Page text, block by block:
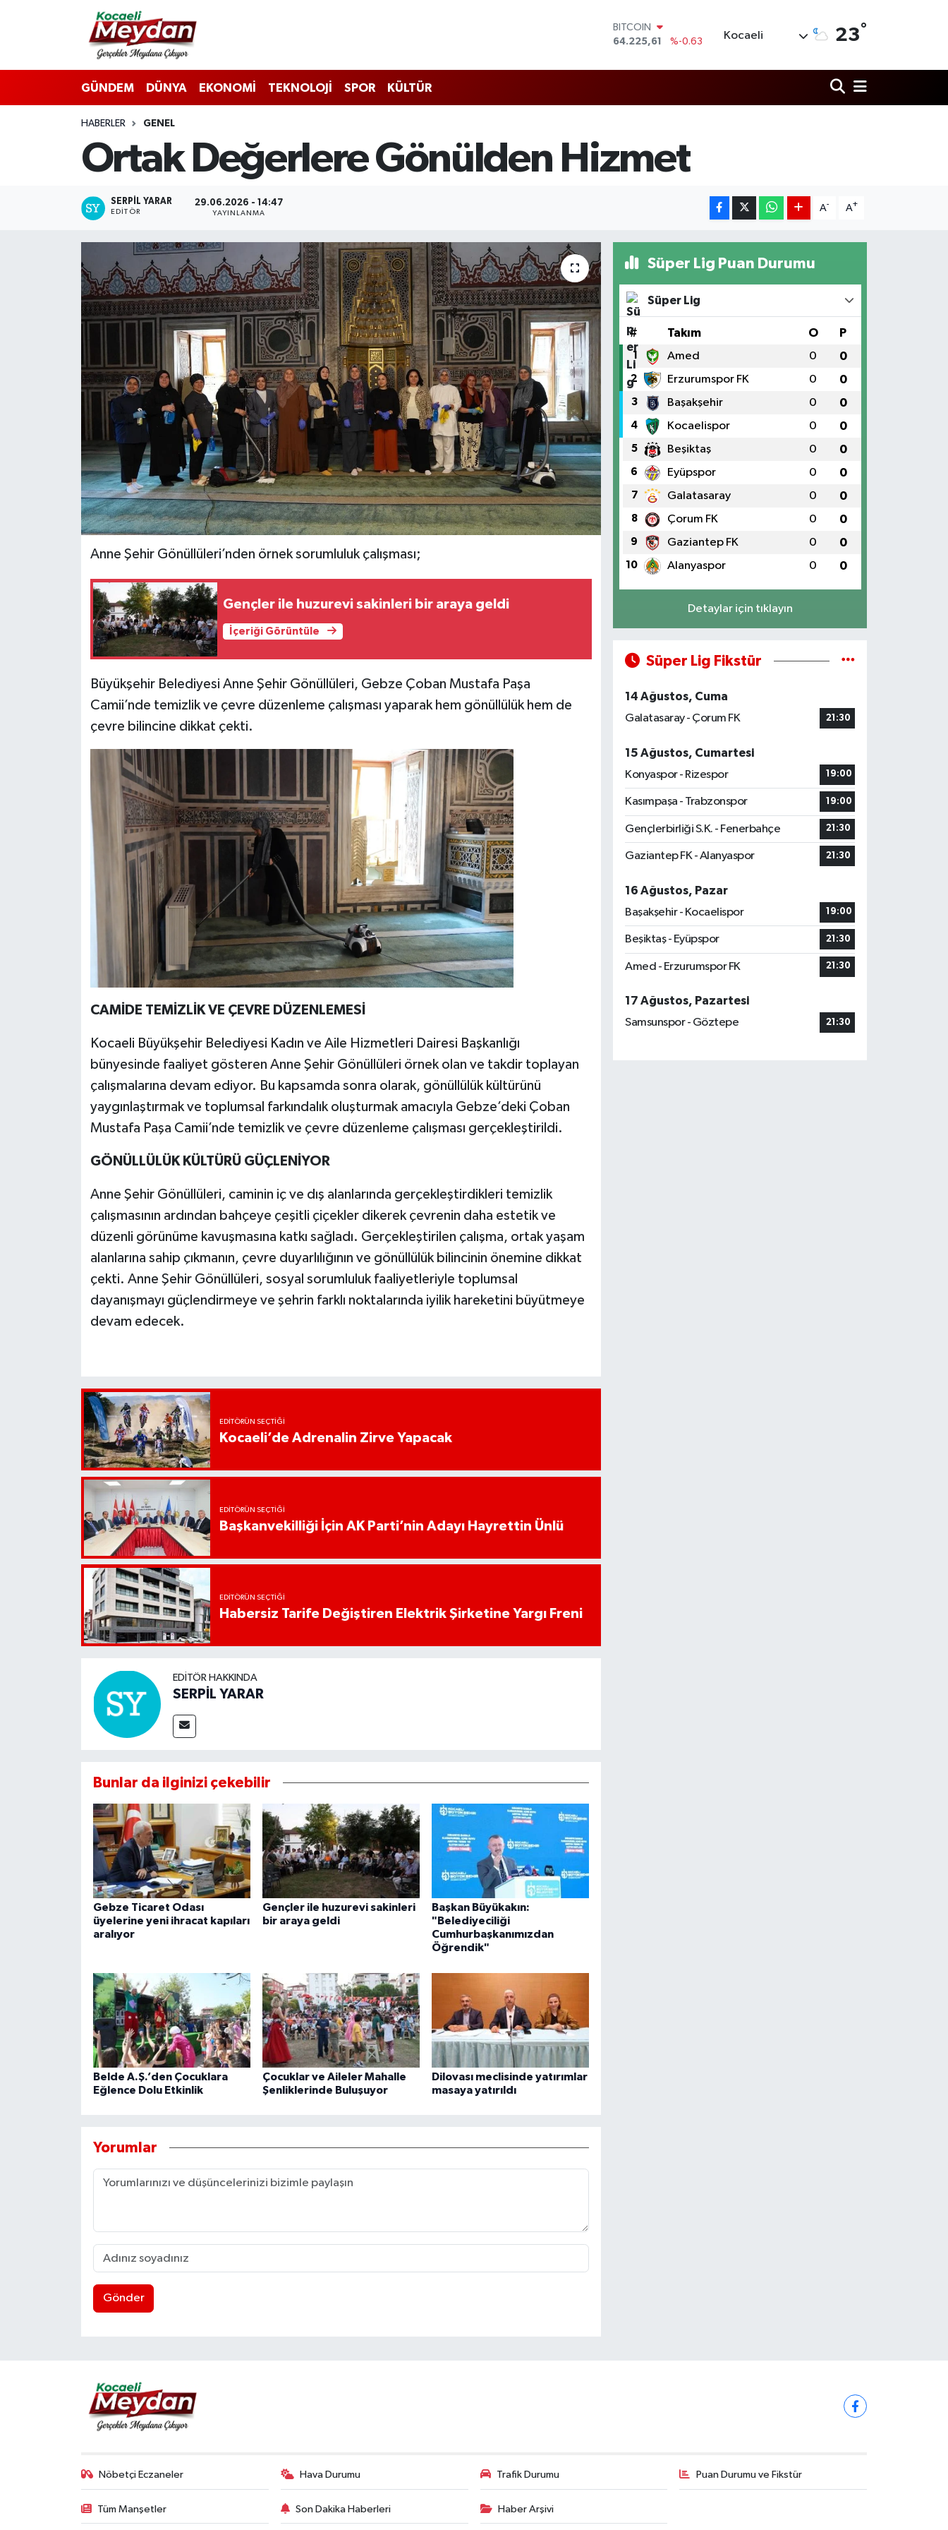
DOLAR
47,6704
%0
55,0406
%-0.08
13.799
%70
Kocaeli 23°
GÜNDEM DÜNYA EKONOMİ TEKNOLOJİ SPOR KÜLTÜR
HABERLER GENEL
Ortak Değerlere Gönülden Hizmet
SERPİL YARAR
EDITÖR
29.06.2026 - 14:47
YAYINLANMA
A- A+
Anne Şehir Gönüllüleri’nden örnek sorumluluk çalışması;
Gençler ile huzurevi sakinleri bir araya geldi
İçeriği Görüntüle
Büyükşehir Belediyesi Anne Şehir Gönüllüleri, Gebze Çoban Mustafa Paşa
Camii’nde temizlik ve çevre düzenleme çalışması yaparak hem gönüllülük hem de
çevre bilincine dikkat çekti.
CAMİDE TEMİZLİK VE ÇEVRE DÜZENLEMESİ
Kocaeli Büyükşehir Belediyesi Kadın ve Aile Hizmetleri Dairesi Başkanlığı
bünyesinde faaliyet gösteren Anne Şehir Gönüllüleri örnek olan ve takdir toplayan
çalışmalarına devam ediyor. Bu kapsamda sonra olarak, gönüllülük kültürünü
yaygınlaştırmak ve toplumsal farkındalık oluşturmak amacıyla Gebze’deki Çoban
Mustafa Paşa Camii’nde temizlik ve çevre düzenleme çalışması gerçekleştirildi.
GÖNÜLLÜLÜK KÜLTÜRÜ GÜÇLENİYOR
Anne Şehir Gönüllüleri, caminin iç ve dış alanlarında gerçekleştirdikleri temizlik
çalışmasının ardından bahçeye çeşitli çiçekler dikerek çevrenin daha estetik ve
düzenli görünüme kavuşmasına katkı sağladı. Gerçekleştirilen çalışma, ortak yaşam
alanlarına sahip çıkmanın, çevre duyarlılığının ve gönüllülük bilincinin önemine dikkat
çekti. Anne Şehir Gönüllüleri, sosyal sorumluluk faaliyetleriyle toplumsal
dayanışmayı güçlendirmeye ve şehrin farklı noktalarında iyilik hareketini büyütmeye
devam edecek.
EDITÖRÜN SEÇTIĞI
Kocaeli’de Adrenalin Zirve Yapacak
EDITÖRÜN SEÇTIĞI
Başkanvekilliği İçin AK Parti’nin Adayı Hayrettin Ünlü
EDITÖRÜN SEÇTIĞI
Habersiz Tarife Değiştiren Elektrik Şirketine Yargı Freni
EDITÖR HAKKINDA
SERPİL YARAR
Bunlar da ilginizi çekebilir
Gebze Ticaret Odası
üyelerine yeni ihracat kapıları
aralıyor
Gençler ile huzurevi sakinleri
bir araya geldi
Başkan Büyükakın:
"Belediyeciliği
Cumhurbaşkanımızdan
Öğrendik"
Belde A.Ş.’den Çocuklara
Eğlence Dolu Etkinlik
Çocuklar ve Aileler Mahalle
Şenliklerinde Buluşuyor
Dilovası meclisinde yatırımlar
masaya yatırıldı
Yorumlar
Gönder
Süper Lig Puan Durumu
Süper Lig
# Takım O P
1 Amed 0 0
2 Erzurumspor FK 0 0
3 Başakşehir 0 0
4 Kocaelispor 0 0
5 Beşiktaş 0 0
6 Eyüpspor 0 0
7 Galatasaray 0 0
8 Çorum FK 0 0
9 Gaziantep FK 0 0
10 Alanyaspor 0 0
Detaylar için tıklayın
Süper Lig Fikstür
14 Ağustos, Cuma
Galatasaray - Çorum FK
21:30
15 Ağustos, Cumartesi
Konyaspor - Rizespor
19:00
Kasımpaşa - Trabzonspor 19:00
Gençlerbirliği S.K. - Fenerbahçe 21:30
Gaziantep FK - Alanyaspor 21:30
16 Ağustos, Pazar
Başakşehir - Kocaelispor
19:00
Beşiktaş - Eyüpspor 21:30
Amed - Erzurumspor FK 21:30
17 Ağustos, Pazartesi
Samsunspor - Göztepe
21:30
Nöbetçi Eczaneler Hava Durumu Trafik Durumu Puan Durumu ve Fikstür
Tüm Manşetler Son Dakika Haberleri Haber Arşivi
Nöbetçi Eczaneler
Hava Durumu
Trafik Durumu
Süper Lig Puan Durumu ve Fikstür
Tüm Manşetler
Haber Arşivi